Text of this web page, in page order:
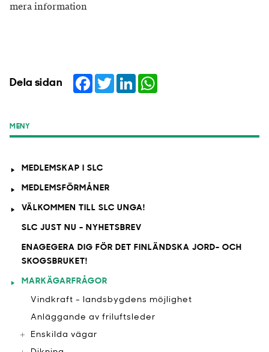
mera information
Dela sidan Facebook
TwitterLinkedIn
MENY
MEDLEMSKAP I SLC
MEDLEMSFÖRMÅNER
VÄLKOMMEN TILL SLC UNGA!
SLC JUST NU - NYHETSBREV
ENAGEGERA DIG FÖR DET FINLÄNDSKA JORD- OCH
SKOGSBRUKET!
MARKÄGARFRÅGOR
Vindkraft - landsbygdens möjlighet
Anläggande av friluftsleder
Enskilda vägar